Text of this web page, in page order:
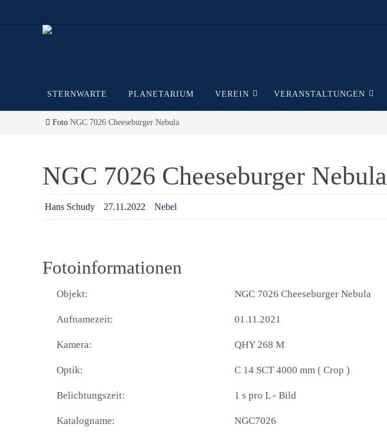
STERNWARTE PLANETARIUM VEREIN VERANSTALTUNGEN
Start
Foto NGC 7026 Cheeseburger Nebula
NGC 7026 Cheeseburger Nebula
Hans Schudy 27.11.2022 Nebel
Fotoinformationen
Objekt: NGC 7026 Cheeseburger Nebula
Aufnamezeit: 01.11.2021
Kamera: QHY 268 M
Optik: C 14 SCT 4000 mm ( Crop )
Belichtungszeit: 1 s pro L - Bild
Katalogname: NGC7026